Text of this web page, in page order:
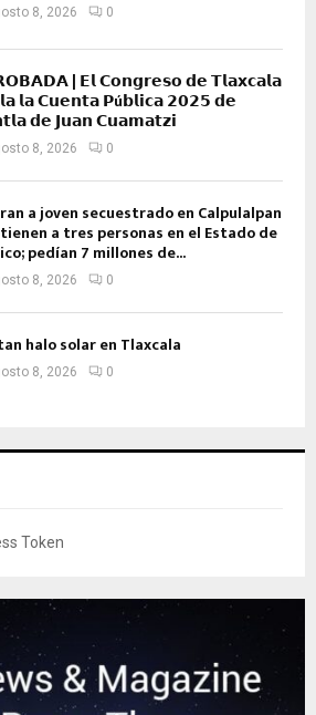
8, 2026 0
| 𝗘𝗹 𝗖𝗼𝗻𝗴𝗿𝗲𝘀𝗼 𝗱𝗲 𝗧𝗹𝗮𝘅𝗰𝗮𝗹𝗮
𝗹𝗮 𝗖𝘂𝗲𝗻𝘁𝗮 𝗣ú𝗯𝗹𝗶𝗰𝗮 𝟮𝟬𝟮𝟱 𝗱𝗲
𝗱𝗲 𝗝𝘂𝗮𝗻 𝗖𝘂𝗮𝗺𝗮𝘁𝘇𝗶
8, 2026 0
a joven secuestrado en Calpulalpan
a tres personas en el Estado de
pedían 7 millones de...
8, 2026 0
halo solar en Tlaxcala
8, 2026 0
Token